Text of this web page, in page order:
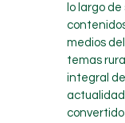
lo largo
medios
temas
integral